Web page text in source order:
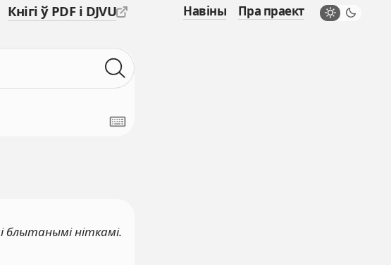
Кнігі ў PDF і DJVU Навіны Пра праект
блытанымі ніткамі.